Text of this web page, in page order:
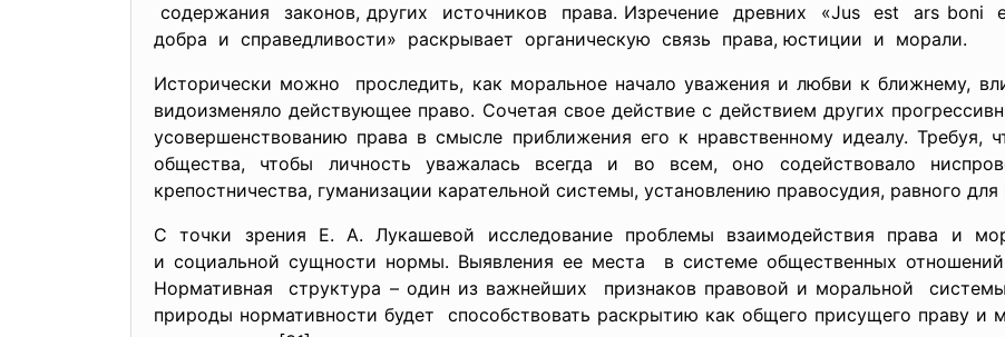
содержания законов, других источников права. Изречение древних «Jus est
ars boni
добра и справедливости» раскрывает органическую связь права, юстиции и морали.
Исторически можно проследить, как моральное начало уважения и любви к ближнему,
видоизменяло действующее право. Сочетая свое действие с действием других
усовершенствованию права в смысле приближения его к нравственному идеалу. Требуя,
общества, чтобы личность уважалась всегда и во всем, оно содействовало
крепостничества, гуманизации карательной системы, установлению правосудия, равного для
С точки зрения Е. А. Лукашевой исследование проблемы взаимодействия права и
и социальной сущности нормы. Выявления ее места в системе общественных
Нормативная структура – один из важнейших признаков правовой и моральной
природы нормативности будет способствовать раскрытию как общего присущего праву и